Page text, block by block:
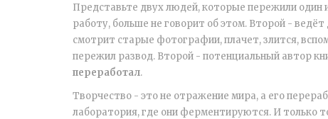
Представьте двух людей, которые пережили один
работу, больше не говорит об этом. Второй -
смотрит старые фотографии, плачет, злится,
пережил развод. Второй - потенциальный автор
переработал.
Творчество - это не отражение мира, а его
лаборатория, где они ферментируются. И только